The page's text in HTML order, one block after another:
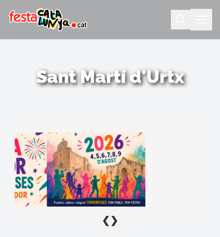
Sant Martí d'Urtx
❮ ❯